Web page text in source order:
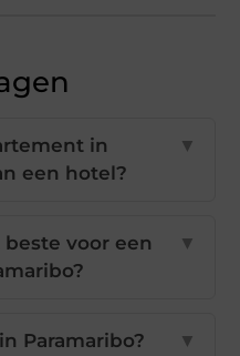
in
een hotel?
▼
voor een
▼
Paramaribo? ▼